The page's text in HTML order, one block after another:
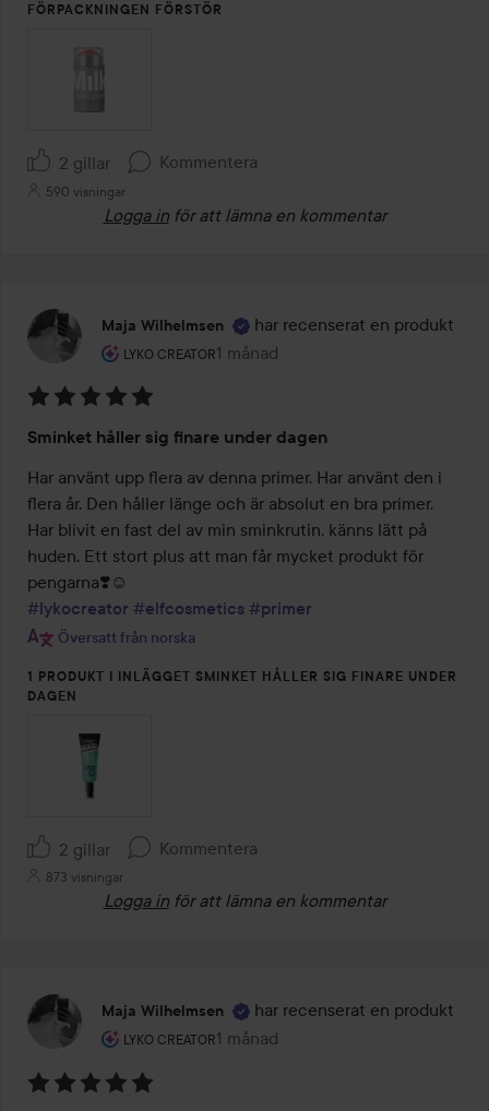
FÖRPACKNINGEN FÖRSTÖR
2 gillar Kommentera
590 visningar
Logga in för att lämna en kommentar
Maja Wilhelmsen har recenserat en produkt
LYKO CREATOR
Användarens roll: Lyko Creator.
1 månad
Inlägget skapades 1 månad
5
av
5
Sminket håller sig finare under dagen
Har använt upp flera av denna primer. Har använt den i
flera år. Den håller länge och är absolut en bra primer.
Har blivit en fast del av min sminkrutin, känns lätt på
huden. Ett stort plus att man får mycket produkt för
#lykocreator #elfcosmetics #primer
Översatt från norska
1 PRODUKT I INLÄGGET SMINKET HÅLLER SIG FINARE UNDER
DAGEN
2 gillar Kommentera
873 visningar
Logga in för att lämna en kommentar
Maja Wilhelmsen har recenserat en produkt
LYKO CREATOR
Användarens roll: Lyko Creator.
1 månad
Inlägget skapades 1 månad